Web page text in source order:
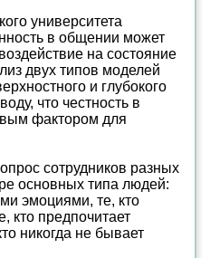
университета
в общении может
на состояние
двух типов моделей
и глубокого
что честность в
фактором для
сотрудников разных
основных типа людей:
эмоциями, те, кто
кто предпочитает
никогда не бывает